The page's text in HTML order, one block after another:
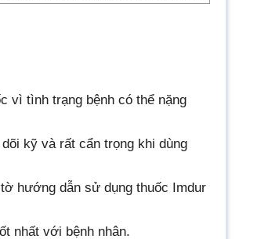
vì tình trạng bệnh có thể nặng
kỹ và rất cẩn trọng khi dùng
hướng dẫn sử dụng thuốc Imdur
nhất với bệnh nhân.